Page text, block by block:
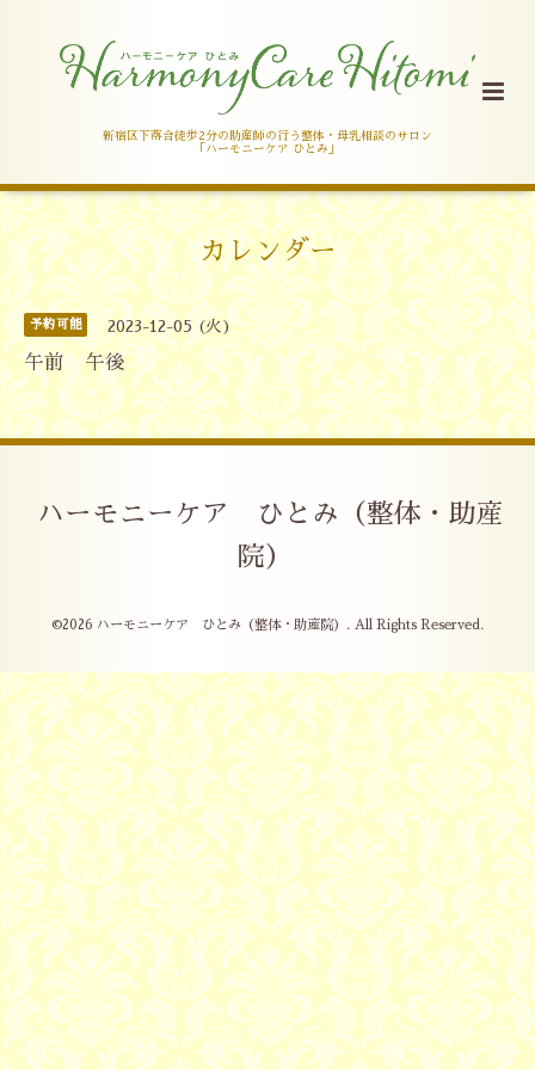
新宿区下落合徒歩2分の助産師の行う整体・母乳相談のサロン
「ハーモニーケア ひとみ」
カレンダー
予約可能 2023-12-05 (火)
午前 午後
ハーモニーケア ひとみ（整体・助産
院）
©2026 ハーモニーケア ひとみ（整体・助産院） . All Rights Reserved.